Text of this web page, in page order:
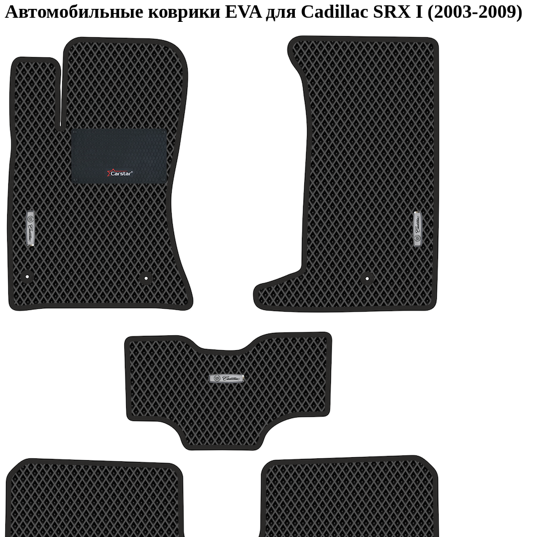
Автомобильные коврики EVA для Cadillac SRX I (2003-2009)